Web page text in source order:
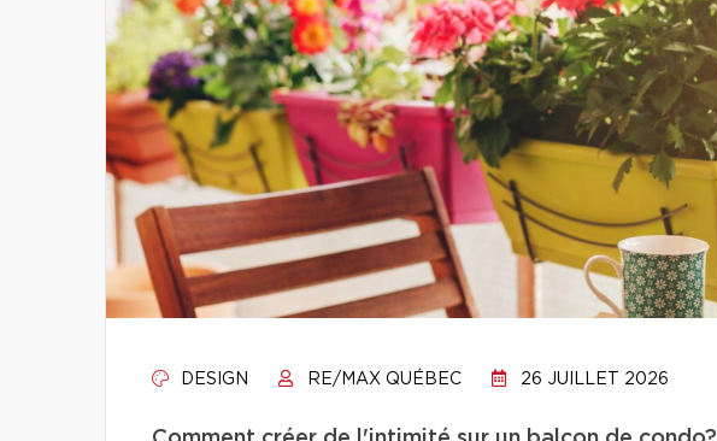
DESIGN RE/MAX QUÉBEC 26 JUILLET 2026